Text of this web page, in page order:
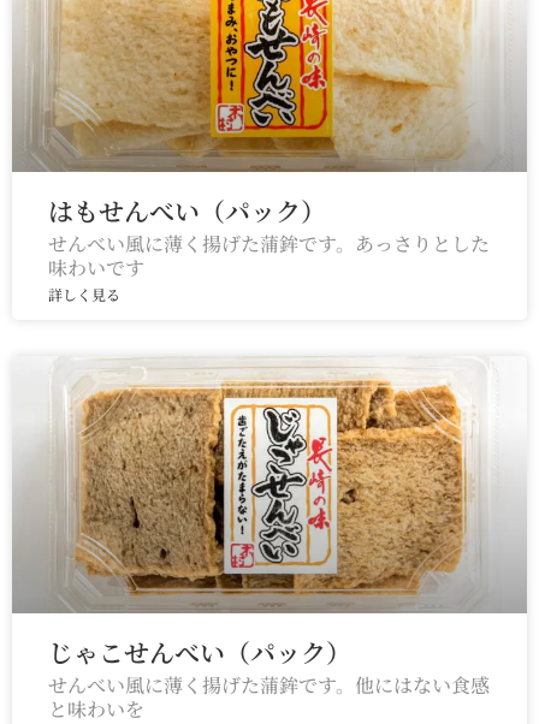
はもせんべい（パック）
せんべい風に薄く揚げた蒲鉾です。あっさりとした
味わいです
詳しく見る
じゃこせんべい（パック）
せんべい風に薄く揚げた蒲鉾です。他にはない食感
と味わいを